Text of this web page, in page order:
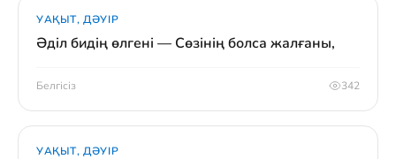
УАҚЫТ, ДӘУІР
Әділ бидің өлгені — Сөзінің болса жалғаны,
Белгісіз 342
УАҚЫТ, ДӘУІР